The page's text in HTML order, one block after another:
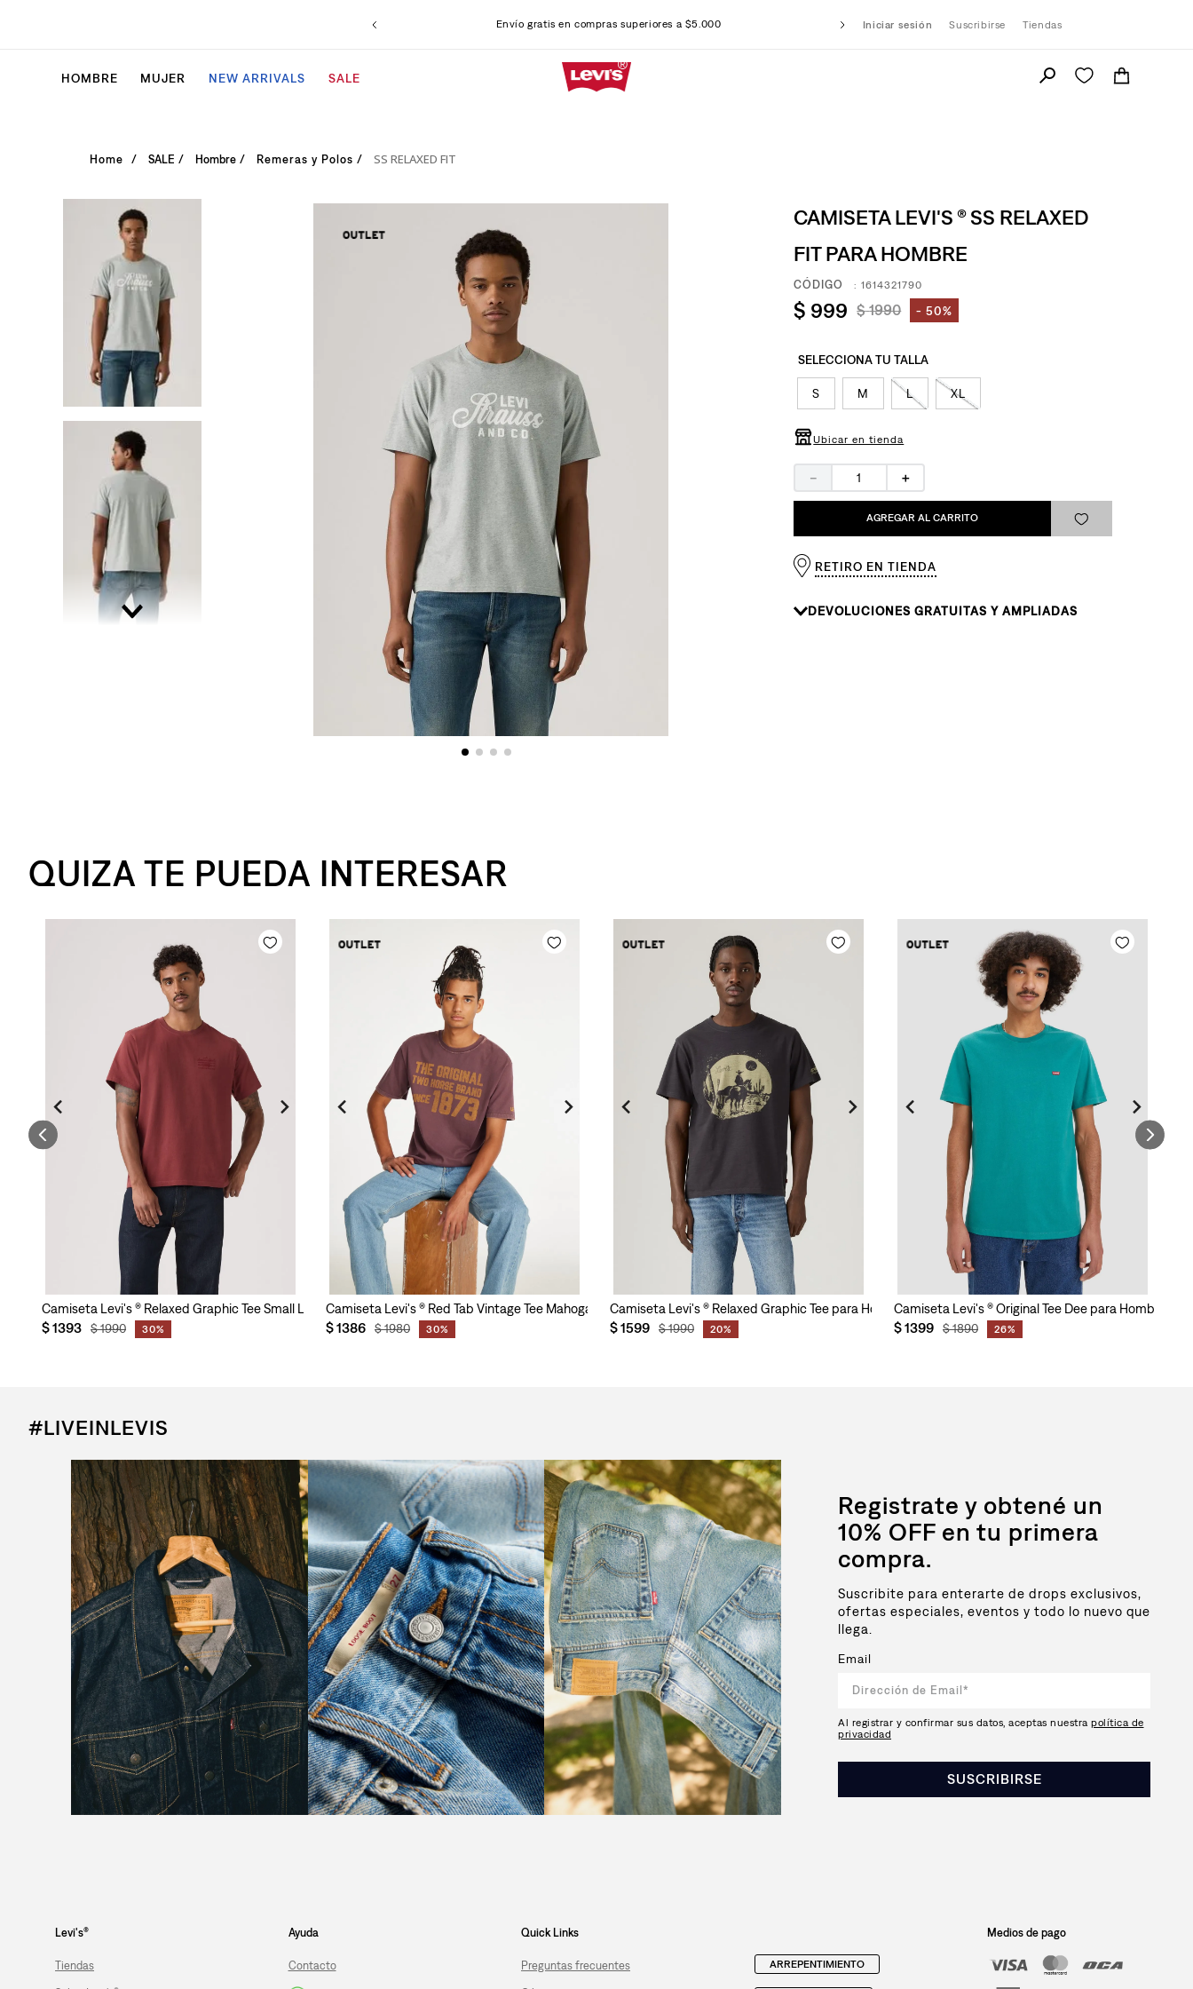
Envío gratis en compras superiores a $5.000 Iniciar sesión Suscribirse Tiendas
HOMBRE MUJER NEW ARRIVALS SALE
SALE Hombre Remeras y Polos SS RELAXED FIT
CAMISETA LEVI'S ® SS RELAXED
FIT PARA HOMBRE
:1614321790
$ 999 $ 1990 50%
S M L XL
Ubicar en tienda
＋
－
AGREGAR AL CARRITO
RETIRO EN TIENDA
DEVOLUCIONES GRATUITAS Y AMPLIADAS
QUIZA TE PUEDA INTERESAR
Camiseta Levi's ® Relaxed Graphic Tee Small Levi´s American para Hombre
$1393 $1990 30%
Camiseta Levi's ® Red Tab Vintage Tee Mahogany para Hombre
$1386 $1980 30%
Camiseta Levi's ® Relaxed Graphic Tee para Hombre
$1599 $1990 20%
Camiseta Levi's ® Original Tee Dee para Hombre
$1399 $1890 26%
#LIVEINLEVIS
Registrate y obtené un
10% OFF en tu primera
compra.
Suscribite para enterarte de drops exclusivos,
ofertas especiales, eventos y todo lo nuevo que
llega.
Email
Al registrar y confirmar sus datos, aceptas nuestra política de
privacidad
SUSCRIBIRSE
Levi's®
Tiendas
Ayuda
Contacto
Quick Links
Preguntas frecuentes ARREPENTIMIENTO
Medios de pago